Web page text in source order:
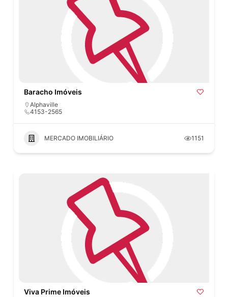
Baracho Imóveis
Alphaville
4153-2565
MERCADO IMOBILIÁRIO 1151
Viva Prime Imóveis